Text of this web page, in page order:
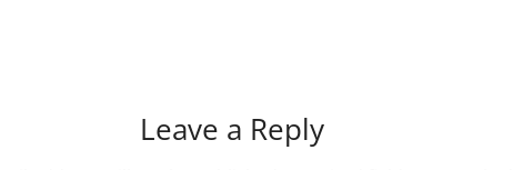
Leave a Reply